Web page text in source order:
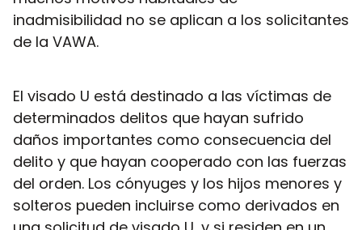
inadmisibilidad no se aplican a los solicitantes
de la VAWA.
El visado U está destinado a las víctimas de
determinados delitos que hayan sufrido
daños importantes como consecuencia del
delito y que hayan cooperado con las fuerzas
del orden. Los cónyuges y los hijos menores y
solteros pueden incluirse como derivados en